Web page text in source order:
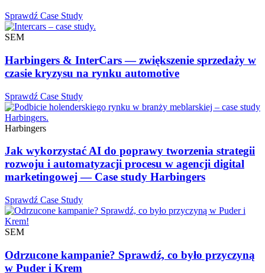
Sprawdź Case Study
SEM
Harbingers & InterCars — zwiększenie sprzedaży w
czasie kryzysu na rynku automotive
Sprawdź Case Study
Harbingers
Jak wykorzystać AI do poprawy tworzenia strategii
rozwoju i automatyzacji procesu w agencji digital
marketingowej — Case study Harbingers
Sprawdź Case Study
SEM
Odrzucone kampanie? Sprawdź, co było przyczyną
w Puder i Krem